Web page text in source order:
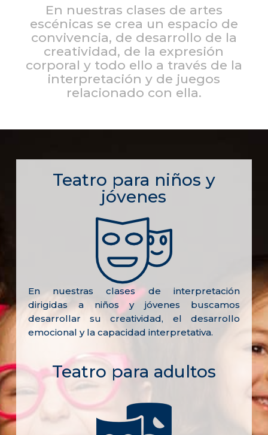
En nuestras clases de artes
escénicas se crea un espacio de
convivencia, de desarrollo de la
creatividad, de la expresión
corporal y todo ello a través de la
interpretación y de juegos
relacionado con ella.
Teatro para niños y
jóvenes
En nuestras clases de interpretación
dirigidas a niños y jóvenes buscamos
desarrollar su creatividad, el desarrollo
emocional y la capacidad interpretativa.
Teatro para adultos